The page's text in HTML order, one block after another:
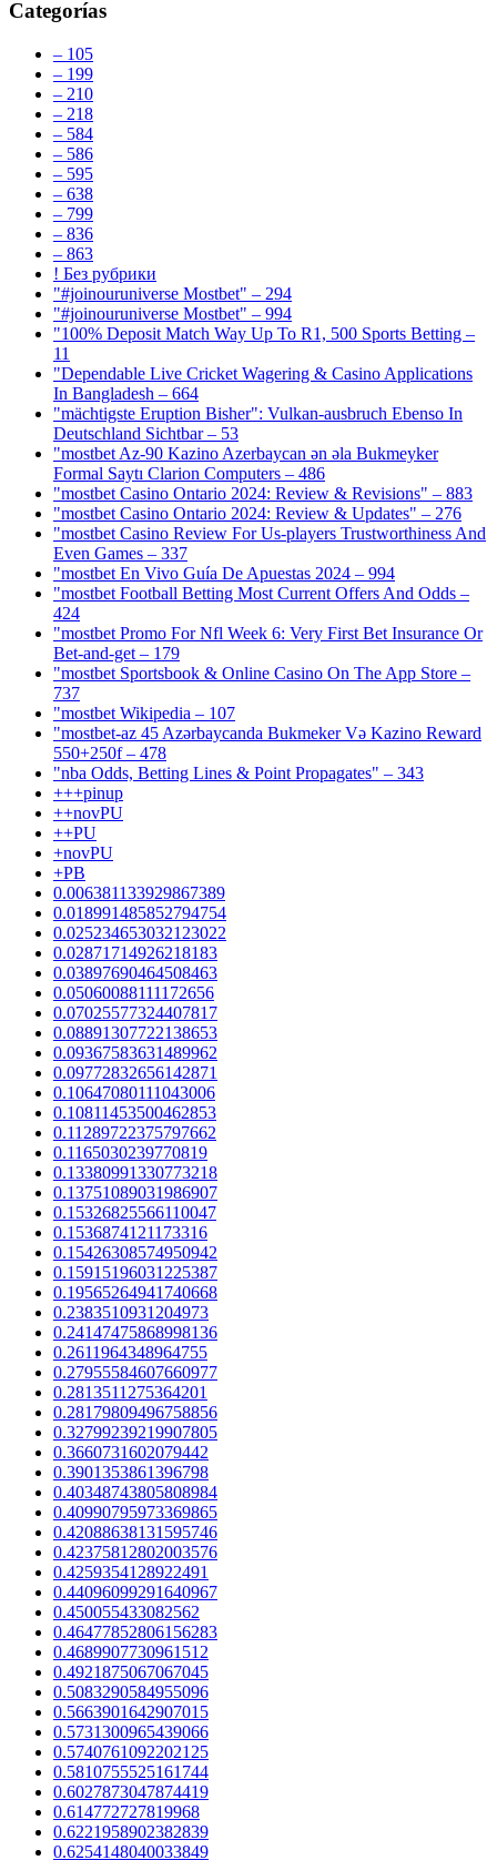
Categorías
– 105
– 199
– 210
– 218
– 584
– 586
– 595
– 638
– 799
– 836
– 863
! Без рубрики
"#joinouruniverse Mostbet" – 294
"#joinouruniverse Mostbet" – 994
"100% Deposit Match Way Up To R1, 500 Sports Betting –
11
"Dependable Live Cricket Wagering & Casino Applications
In Bangladesh – 664
"mächtigste Eruption Bisher": Vulkan-ausbruch Ebenso In
Deutschland Sichtbar – 53
"mostbet Az-90 Kazino Azerbaycan ən əla Bukmeyker
Formal Saytı Clarion Computers – 486
"mostbet Casino Ontario 2024: Review & Revisions" – 883
"mostbet Casino Ontario 2024: Review & Updates" – 276
"mostbet Casino Review For Us-players Trustworthiness And
Even Games – 337
"mostbet En Vivo Guía De Apuestas 2024 – 994
"mostbet Football Betting Most Current Offers And Odds –
424
"mostbet Promo For Nfl Week 6: Very First Bet Insurance Or
Bet-and-get – 179
"‎mostbet Sportsbook & Online Casino On The App Store –
737
"mostbet Wikipedia – 107
"mostbet-az 45 Azərbaycanda Bukmeker Və Kazino Reward
550+250f – 478
"nba Odds, Betting Lines & Point Propagates" – 343
+++pinup
++novPU
++PU
+novPU
+PB
0.006381133929867389
0.018991485852794754
0.025234653032123022
0.02871714926218183
0.03897690464508463
0.05060088111172656
0.07025577324407817
0.08891307722138653
0.09367583631489962
0.09772832656142871
0.10647080111043006
0.10811453500462853
0.11289722375797662
0.1165030239770819
0.13380991330773218
0.13751089031986907
0.15326825566110047
0.1536874121173316
0.15426308574950942
0.15915196031225387
0.19565264941740668
0.2383510931204973
0.24147475868998136
0.2611964348964755
0.27955584607660977
0.2813511275364201
0.28179809496758856
0.32799239219907805
0.3660731602079442
0.3901353861396798
0.40348743805808984
0.40990795973369865
0.42088638131595746
0.42375812802003576
0.4259354128922491
0.44096099291640967
0.450055433082562
0.46477852806156283
0.4689907730961512
0.4921875067067045
0.5083290584955096
0.5663901642907015
0.5731300965439066
0.5740761092202125
0.5810755525161744
0.6027873047874419
0.614772727819968
0.6221958902382839
0.6254148040033849